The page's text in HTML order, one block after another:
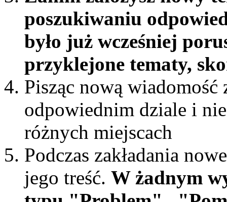
poszukiwaniu
było już wcześniej
przyklejone tematy,
Pisząc nową wiadomość
odpowiednim dziale i
różnych miejscach
Podczas zakładania
jego treść. W żadnym